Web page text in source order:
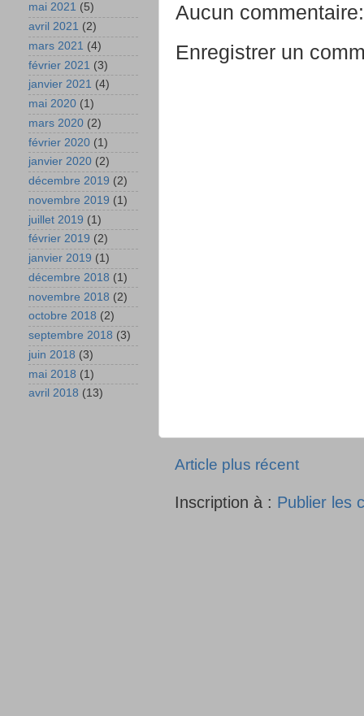
Aucun commentaire:
Enregistrer un
Article plus récent
Inscription à : Publier les
mai 2021 (5)
avril 2021 (2)
mars 2021 (4)
février 2021 (3)
janvier 2021 (4)
mai 2020 (1)
mars 2020 (2)
février 2020 (1)
janvier 2020 (2)
décembre 2019 (2)
novembre 2019 (1)
juillet 2019 (1)
février 2019 (2)
janvier 2019 (1)
décembre 2018 (1)
novembre 2018 (2)
octobre 2018 (2)
septembre 2018 (3)
juin 2018 (3)
mai 2018 (1)
avril 2018 (13)